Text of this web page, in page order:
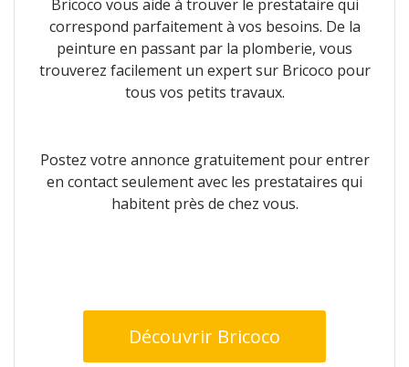
Bricoco vous aide à trouver le prestataire qui
correspond parfaitement à vos besoins. De la
peinture en passant par la plomberie, vous
trouverez facilement un expert sur Bricoco pour
tous vos petits travaux.
Postez votre annonce gratuitement pour entrer
en contact seulement avec les prestataires qui
habitent près de chez vous.
Découvrir Bricoco